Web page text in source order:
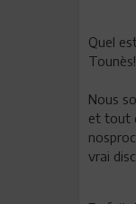
Quel
Nous
et tout
vrai